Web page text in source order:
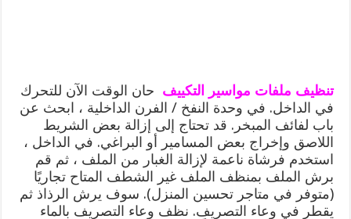
تنظيف ملفات مواسير التكييف حان الوقت الآن للتحرك
في الداخل. في وحدة النفخ / الفرن الداخلية ، ابحث عن
باب لفائف المبخر. قد تحتاج إلى إزالة بعض الشريط
اللاصق وإخراج بعض المسامير أو البراغي. في الداخل ،
استخدم فرشاة ناعمة لإزالة الغبار من الملف ، ثم قم
برش الملف بمنظف الملف غير الشطف المتاح تجاريًا
(متوفر في متاجر تحسين المنزل). سوف يرش الرذاذ ثم
يقطر في وعاء التصريف. نظف وعاء التصريف بالماء